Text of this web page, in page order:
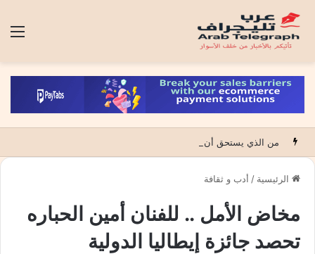
من الذي يستحق أن تصفق له الدولة؟
الرئيسية / أدب و ثقافة
مخاض الأمل .. للفنان أمين الحباره
تحصد جائزة إيطاليا الدولية